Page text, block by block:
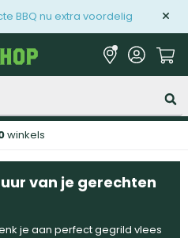
BBQ nu extra voordelig
winkels
van je gerechten
je aan perfect gegrild vlees